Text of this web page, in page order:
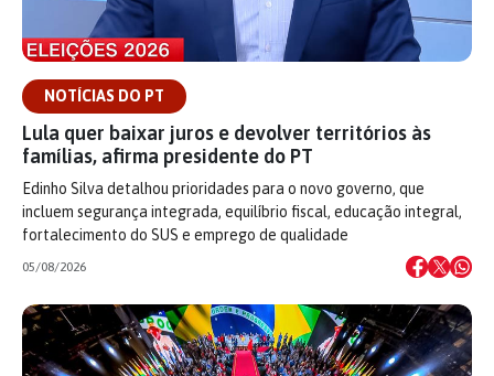
NOTÍCIAS DO PT
Lula quer baixar juros e devolver territórios às
famílias, afirma presidente do PT
Edinho Silva detalhou prioridades para o novo governo, que
incluem segurança integrada, equilíbrio fiscal, educação integral,
fortalecimento do SUS e emprego de qualidade
05/08/2026